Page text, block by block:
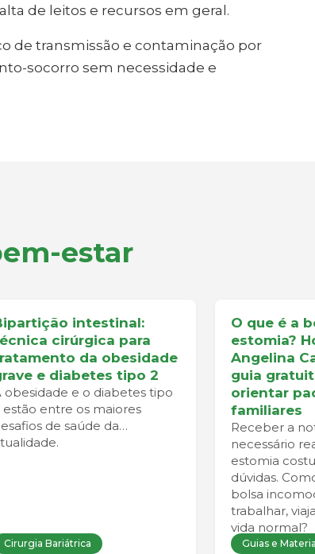
de leitos e recursos em geral.
de transmissão e contaminação por
socorro sem necessidade e
estar
intestinal:
cirúrgica para
da obesidade
e diabetes tipo 2
obesidade e o diabetes tipo
estão entre os maiores
de saúde da
Cirurgia Bariátrica
O que é a
estomia?
Angelina
guia
orientar
familiares
Receber a
necessário
estomia
dúvidas.
bolsa
trabalhar,
vida normal?
Guias e